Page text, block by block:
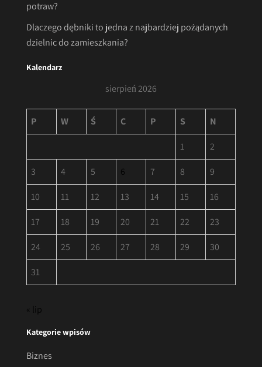
potraw?
Dlaczego dębniki to jedna z najbardziej pożądanych
dzielnic do zamieszkania?
Kalendarz
sierpień 2026
P W Ś C P S N
1 2
3 4 5 6 7 8 9
10 11 12 13 14 15 16
17 18 19 20 21 22 23
24 25 26 27 28 29 30
31
« lip
Kategorie wpisów
Biznes